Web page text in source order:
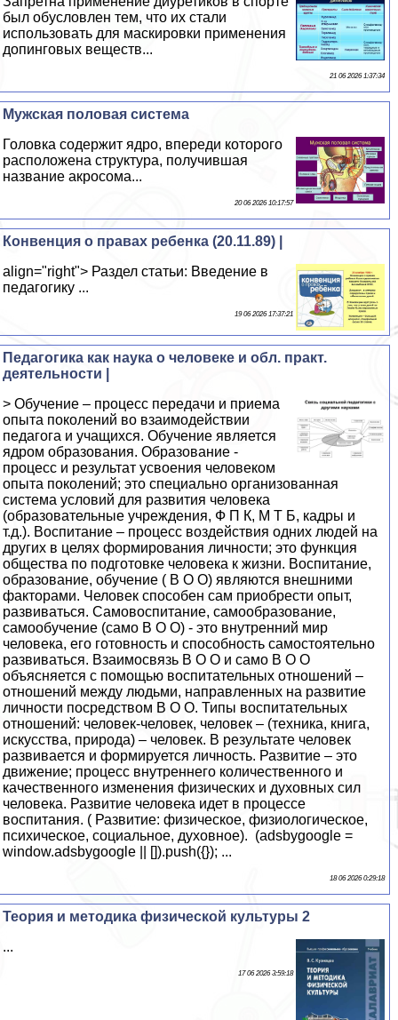
был обусловлен тем, что их стали
использовать для маскировки применения
допинговых веществ...
21 06 2026 1:37:34
Мужская пoлoвая система
Головка содержит ядро, впереди которого
расположена структура, получившая
название акросома...
20 06 2026 10:17:57
Конвенция о правах ребенка (20.11.89) |
align="right"> Раздел статьи: Введение в
педагогику ...
19 06 2026 17:37:21
Педагогика как наука о человеке и обл. практ.
деятельности |
> Обучение – процесс передачи и приема
опыта поколений во взаимодействии
педагога и учащихся. Обучение является
ядром образования. Образование -
процесс и результат усвоения человеком
опыта поколений; это специально организованная
система условий для развития человека
(образовательные учреждения, Ф П К, М Т Б, кадры и
т.д.). Воспитание – процесс воздействия одних людей на
других в целях формирования личности; это функция
общества по подготовке человека к жизни. Воспитание,
образование, обучение ( В О О) являются внешними
факторами. Человек способен сам приобрести опыт,
развиваться. Самовоспитание, самообразование,
самообучение (само В О О) - это внутренний мир
человека, его готовность и способность самостоятельно
развиваться. Взаимосвязь В О О и само В О О
объясняется с помощью воспитательных отношений –
отношений между людьми, направленных на развитие
личности посредством В О О. Типы воспитательных
отношений: человек-человек, человек – (техника, книга,
искусства, природа) – человек. В результате человек
развивается и формируется личность. Развитие – это
движение; процесс внутреннего количественного и
качественного изменения физических и духовных сил
человека. Развитие человека идет в процессе
воспитания. ( Развитие: физическое, физиологическое,
психическое, социальное, духовное). (adsbygoogle =
window.adsbygoogle || []).push({}); ...
18 06 2026 0:29:18
Теория и методика физической культуры 2
...
17 06 2026 3:59:18